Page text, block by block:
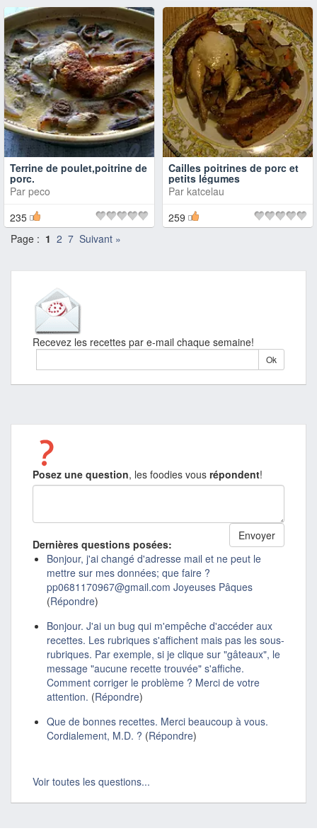
Terrine de poulet,poitrine de
porc.
Par peco
235
Cailles poitrines de porc et
petits légumes
Par katcelau
259
Page : 1 2 7 Suivant »
Recevez les recettes par e-mail chaque semaine!
Posez une question, les foodies vous répondent!
Dernières questions posées:
Bonjour, j'ai changé d'adresse mail et ne peut le
mettre sur mes données; que faire ?
pp0681170967@gmail.com Joyeuses Pâques
(Répondre)
Bonjour. J'ai un bug qui m'empêche d'accéder aux
recettes. Les rubriques s'affichent mais pas les sous-
rubriques. Par exemple, si je clique sur "gâteaux", le
message "aucune recette trouvée" s'affiche.
Comment corriger le problème ? Merci de votre
attention. (Répondre)
Que de bonnes recettes. Merci beaucoup à vous.
Cordialement, M.D. ? (Répondre)
Voir toutes les questions...